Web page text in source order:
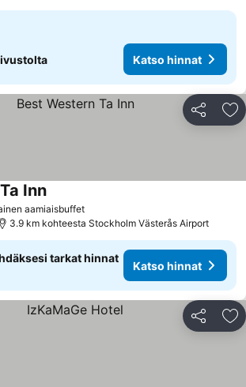
Katso hinnat
Jaa
aamiaisbuffetKatso hinnat
InnKatso hinnat
3.9 km kohteesta Stockholm Västerås Airport
tarkat hinnat
Katso hinnat
Jaa